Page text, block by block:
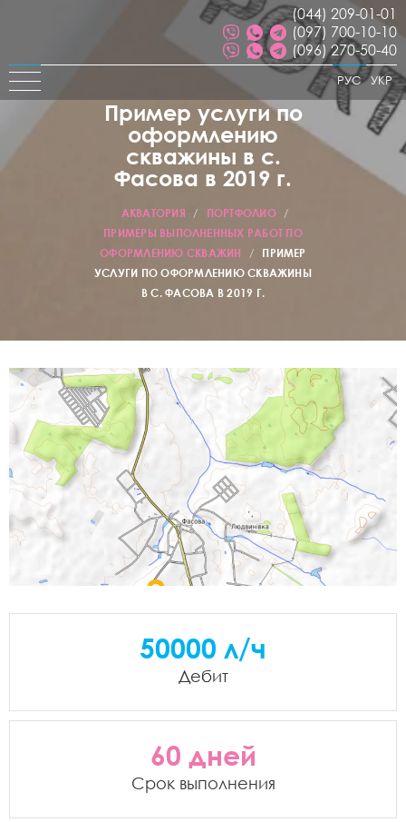
(044) 209-01-01
(097) 700-10-10
(096) 270-50-40
УКР
РУС
Пример услуги по
оформлению
скважины в с.
Фасова в 2019 г.
АКВАТОРИЯ / ПОРТФОЛИО
/
ПРИМЕРЫ ВЫПОЛНЕННЫХ РАБОТ ПО
ОФОРМЛЕНИЮ СКВАЖИН
/
ПРИМЕР
УСЛУГИ ПО ОФОРМЛЕНИЮ СКВАЖИНЫ
В С. ФАСОВА В 2019 Г.
50000 л/ч
Дебит
60 дней
Срок выполнения